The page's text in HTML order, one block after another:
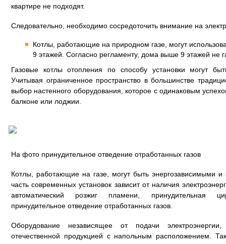
квартире не подходят.
Следовательно, необходимо сосредоточить внимание на
Котлы, работающие на природном газе, могут
9 этажей. Согласно регламенту, дома выше 9 этажей не
Газовые котлы отопления по способу установки могут
Учитывая ограниченное пространство в большинстве
выбор настенного оборудования, которое с одинаковым
балконе или лоджии.
На фото принудительное отведение отработанных газов
Котлы, работающие на газе, могут быть энергозависимыми
часть современных установок зависит от наличия
автоматический розжиг пламени, принудительная
принудительное отведение отработанных газов.
Оборудование независящее от подачи
отечественной продукцией с напольным расположением.